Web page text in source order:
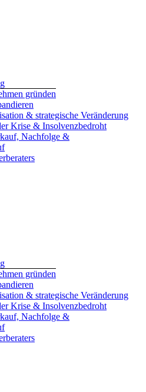
gründen
& strategische Veränderung
Krise & Insolvenzbedroht
Nachfolge &
gründen
& strategische Veränderung
Krise & Insolvenzbedroht
Nachfolge &